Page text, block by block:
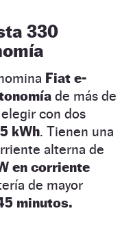
330
Fiat e-
de más de
con dos
kWh. Tienen una
alterna de
en corriente
de mayor
minutos.